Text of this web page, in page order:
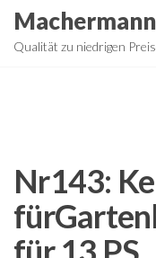
Zum
Qualität zu niedrigen
Nr143: